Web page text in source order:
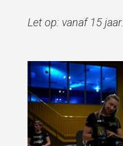
Let op: vanaf 15 jaar.